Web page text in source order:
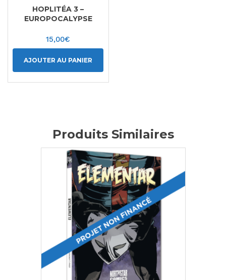
HOPLITÉA 3 –
EUROPOCALYPSE
15,00€
AJOUTER AU PANIER
Produits Similaires